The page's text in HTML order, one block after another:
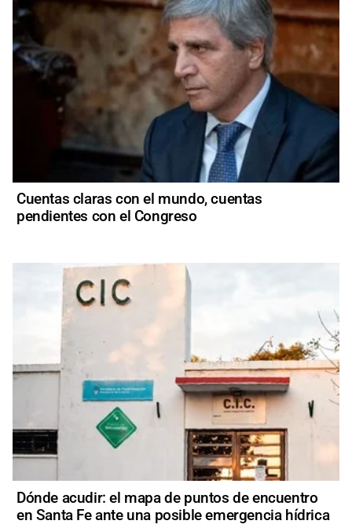
Cuentas claras con el mundo, cuentas
pendientes con el Congreso
Dónde acudir: el mapa de puntos de encuentro
en Santa Fe ante una posible emergencia hídrica